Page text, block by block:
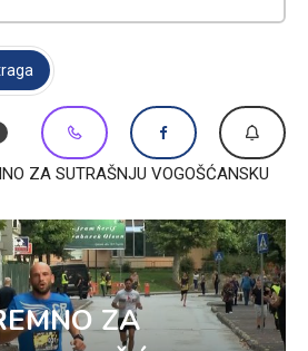
ZA SUTRAŠNJU VOGOŠĆANSKU
ZA